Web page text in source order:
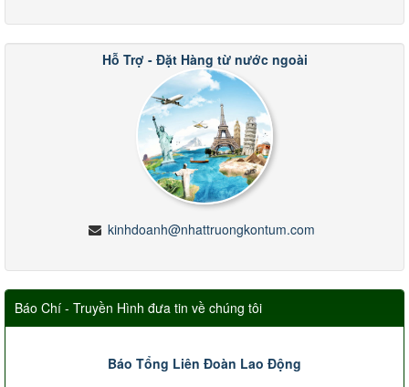
Hỗ Trợ - Đặt Hàng từ nước ngoài
kinhdoanh@nhattruongkontum.com
Báo Chí - Truyền Hình đưa tin về chúng tôi
Báo Tổng Liên Đoàn Lao Động